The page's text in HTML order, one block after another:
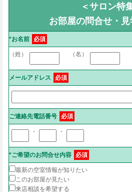
＜サロン特
お部屋の問合せ・
*お名前 必須
（姓） （名）
メールアドレス 必須
ご連絡先電話番号 必須
- -
*ご希望のお問合せ内容 必須
最新の空室情報が知りたい
このお部屋が見たい
来店相談を希望する